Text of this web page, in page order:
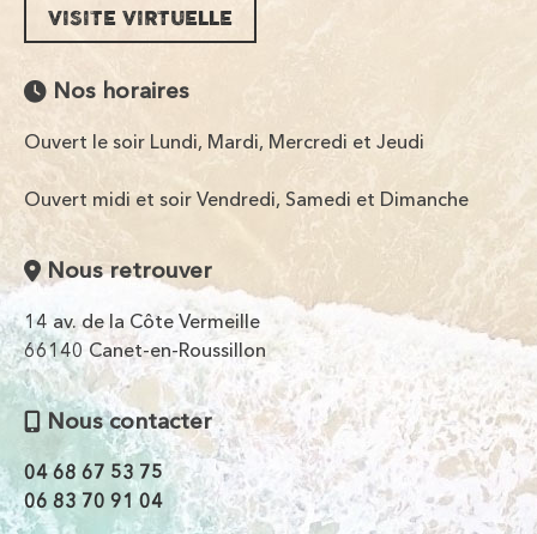
VISITE VIRTUELLE
Nos horaires
Ouvert le soir Lundi, Mardi, Mercredi et Jeudi
Ouvert midi et soir Vendredi, Samedi et Dimanche
Nous retrouver
14 av. de la Côte Vermeille
66140 Canet-en-Roussillon
Nous contacter
04 68 67 53 75
06 83 70 91 04